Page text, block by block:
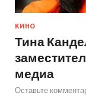
КИНО
Тина
медиа
Оставьте